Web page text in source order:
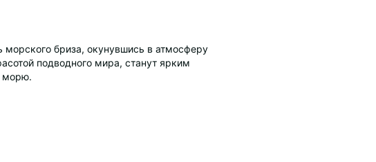
бриза, окунувшись в атмосферу
подводного мира, станут ярким
морю.